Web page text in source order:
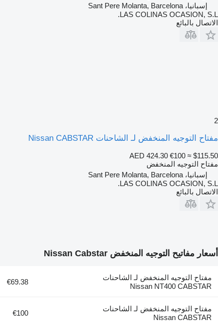
إسبانيا، Sant Pere Molanta, Barcelona
LAS COLINAS OCASION, S.L.
الاتصال بالبائع
2
مفتاح التوجيه المنخفض لـ الشاحنات Nissan CABSTAR
AED 424.30 €100 ≈ $115.50
مفتاح التوجيه المنخفض
إسبانيا، Sant Pere Molanta, Barcelona
LAS COLINAS OCASION, S.L.
الاتصال بالبائع
أسعار مفاتيح التوجيه المنخفض Nissan Cabstar
مفتاح التوجيه المنخفض لـ الشاحنات
Nissan NT400 CABSTAR
€69.38
مفتاح التوجيه المنخفض لـ الشاحنات
Nissan CABSTAR
€100